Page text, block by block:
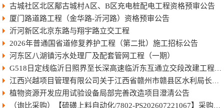
古城社区北区鄅古城村A区、B区充电桩配电工程资格预审公告
厦门路道路工程（金华路-沂河路）资格预审公告
沂河新区北京东路与翔宇路立交工程
2026年普通国省道修复养护工程（第二批）施工招标公告
河东区八湖镇污水处理厂及配套管网工程（一期）
G518日定线临沂日照界至长深高速临沂东互通立交段改建工程快速化智慧公路施工招标公告
江西兴越项目管理有限公司关于江西省赣州市赣县区水利局长臂型中型蓝藻打捞干化一体船采购（项目编号：JXXY2026-GX-J002）的电子化竞争性谈判公告
植物资源开发应用试验设备局部完善改造项目澄清公告
（询比采购）【硫磺上料自动化/7802-PS202607221067】采购变更公告（第8号）